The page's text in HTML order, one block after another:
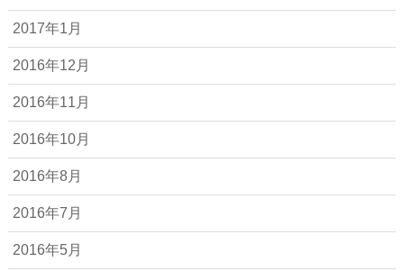
2017年1月
2016年12月
2016年11月
2016年10月
2016年8月
2016年7月
2016年5月